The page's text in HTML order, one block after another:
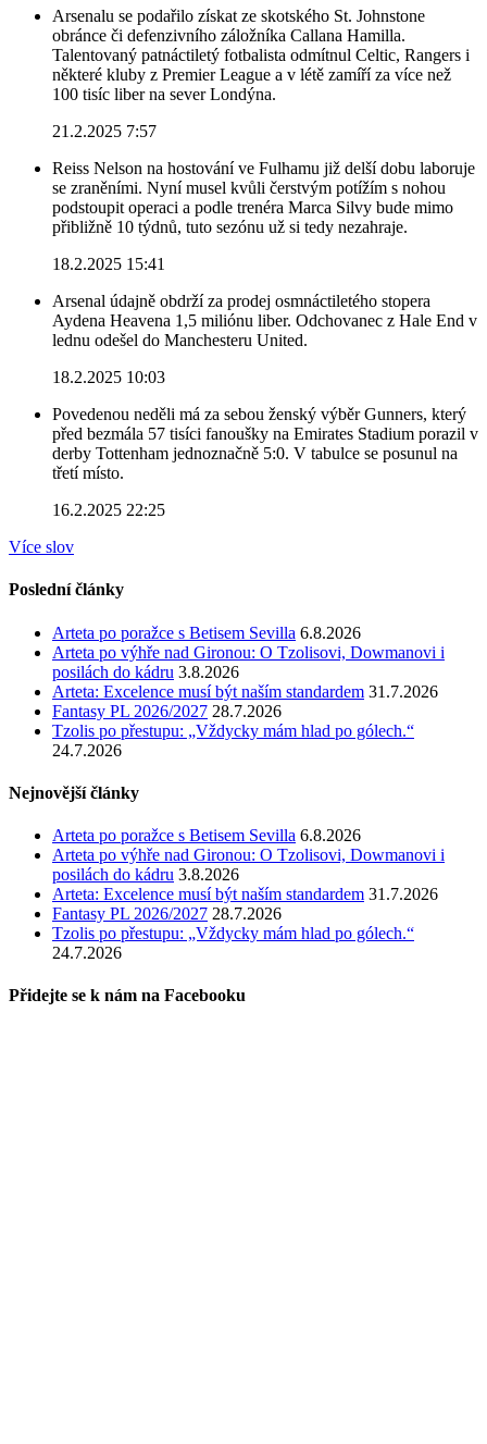
Arsenalu se podařilo získat ze skotského St. Johnstone
obránce či defenzivního záložníka Callana Hamilla.
Talentovaný patnáctiletý fotbalista odmítnul Celtic, Rangers i
některé kluby z Premier League a v létě zamíří za více než
100 tisíc liber na sever Londýna.
21.2.2025 7:57
Reiss Nelson na hostování ve Fulhamu již delší dobu laboruje
se zraněními. Nyní musel kvůli čerstvým potížím s nohou
podstoupit operaci a podle trenéra Marca Silvy bude mimo
přibližně 10 týdnů, tuto sezónu už si tedy nezahraje.
18.2.2025 15:41
Arsenal údajně obdrží za prodej osmnáctiletého stopera
Aydena Heavena 1,5 miliónu liber. Odchovanec z Hale End v
lednu odešel do Manchesteru United.
18.2.2025 10:03
Povedenou neděli má za sebou ženský výběr Gunners, který
před bezmála 57 tisíci fanoušky na Emirates Stadium porazil v
derby Tottenham jednoznačně 5:0. V tabulce se posunul na
třetí místo.
16.2.2025 22:25
Více slov
Poslední články
Arteta po poražce s Betisem Sevilla 6.8.2026
Arteta po výhře nad Gironou: O Tzolisovi, Dowmanovi i
posilách do kádru 3.8.2026
Arteta: Excelence musí být naším standardem 31.7.2026
Fantasy PL 2026/2027 28.7.2026
Tzolis po přestupu: „Vždycky mám hlad po gólech.“
24.7.2026
Nejnovější články
Arteta po poražce s Betisem Sevilla 6.8.2026
Arteta po výhře nad Gironou: O Tzolisovi, Dowmanovi i
posilách do kádru 3.8.2026
Arteta: Excelence musí být naším standardem 31.7.2026
Fantasy PL 2026/2027 28.7.2026
Tzolis po přestupu: „Vždycky mám hlad po gólech.“
24.7.2026
Přidejte se k nám na Facebooku